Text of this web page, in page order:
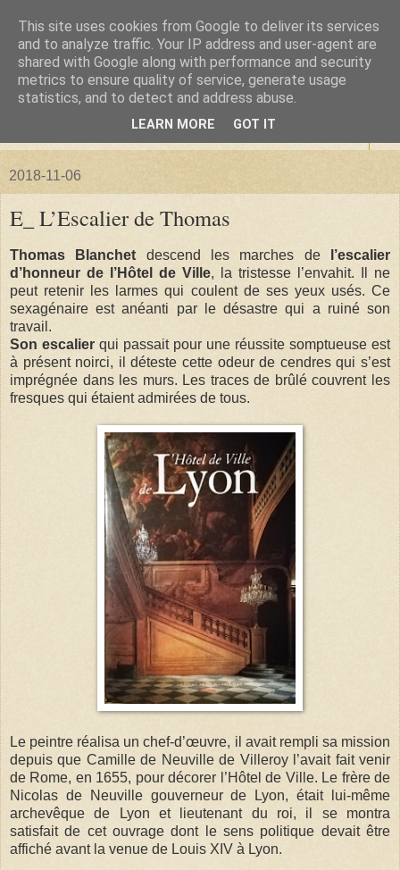
La forêt de Briqueloup
"Nous deviendrons des histoires pour nos enfants"
2018-11-06
E_ L’Escalier de Thomas
Thomas Blanchet descend les marches de
l’escalier
d’honneur de l’Hôtel de Ville, la tristesse l’envahit. Il ne
peut retenir les larmes qui coulent de ses yeux usés. Ce
sexagénaire est anéanti par le désastre qui a ruiné son
travail.
Son escalier qui passait pour une réussite somptueuse est
à présent noirci, il déteste cette odeur de cendres qui s’est
imprégnée dans les murs. Les traces de brûlé couvrent les
fresques qui étaient admirées de tous.
Le peintre réalisa un chef-d’œuvre, il avait rempli sa mission
depuis que Camille de Neuville de Villeroy l’avait fait venir
de Rome, en 1655, pour décorer l’Hôtel de Ville. Le frère de
Nicolas de Neuville gouverneur de Lyon, était lui-même
archevêque de Lyon et lieutenant du roi, il se montra
satisfait de cet ouvrage dont le sens politique devait être
affiché avant la venue de Louis XIV à Lyon.
This site uses cookies from Google to deliver its services
and to analyze traffic. Your IP address and user-agent are
shared with Google along with performance and security
metrics to ensure quality of service, generate usage
statistics, and to detect and address abuse.
LEARN MORE GOT IT